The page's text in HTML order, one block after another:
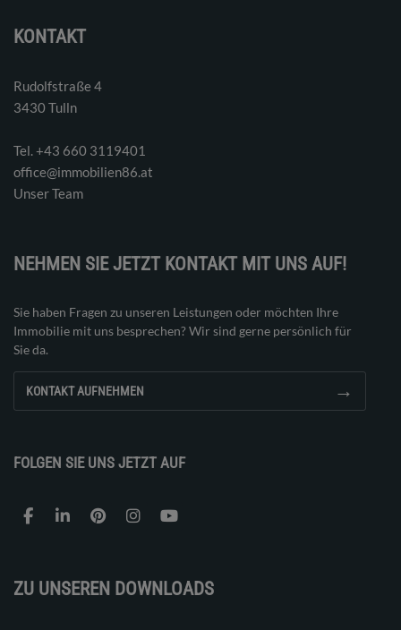
KONTAKT
Rudolfstraße 4
3430 Tulln
Tel. ‭+43 660 3119401‬
office@immobilien86.at
Unser Team
NEHMEN SIE JETZT KONTAKT MIT UNS AUF!
Sie haben Fragen zu unseren Leistungen oder möchten Ihre
Immobilie mit uns besprechen? Wir sind gerne persönlich für
Sie da.
KONTAKT AUFNEHMEN →
FOLGEN SIE UNS JETZT AUF
ZU UNSEREN DOWNLOADS